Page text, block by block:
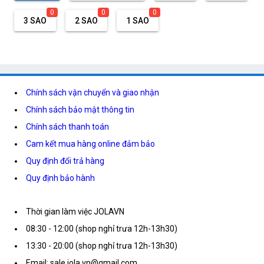
3 SAO
0
2 SAO
0
1 SAO
0
Chính sách vận chuyển và giao nhận
Chính sách bảo mật thông tin
Chính sách thanh toán
Cam kết mua hàng online đảm bảo
Quy định đổi trả hàng
Quy định bảo hành
Thời gian làm việc JOLAVN
08:30 - 12:00 (shop nghỉ trưa 12h-13h30)
13:30 - 20:00 (shop nghỉ trưa 12h-13h30)